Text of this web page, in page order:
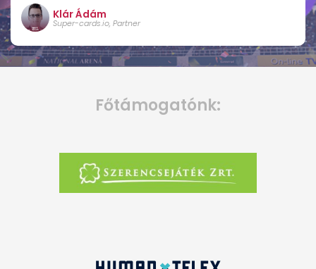
Klár Ádám
Super-cards.io, Partner
Főtámogatónk: